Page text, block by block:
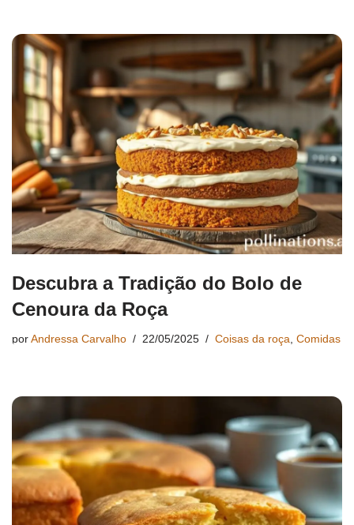
Descubra a Tradição do Bolo de
Cenoura da Roça
por Andressa Carvalho 22/05/2025 Coisas da roça Comidas